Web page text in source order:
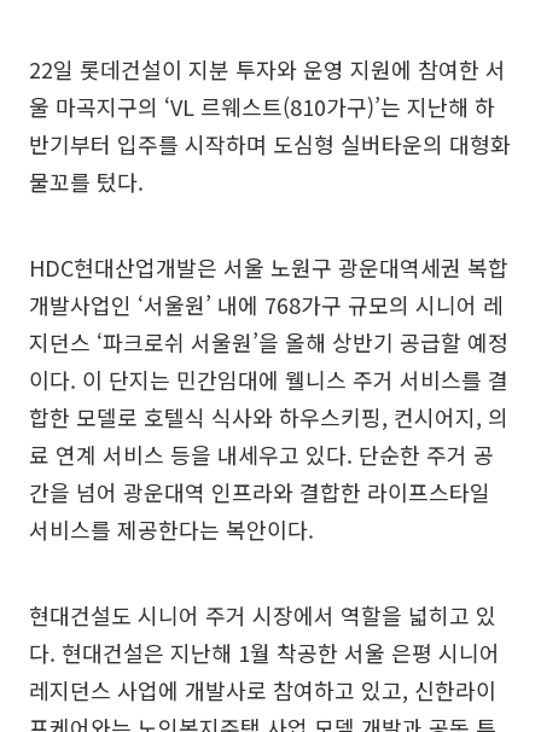
22일 롯데건설이 지분 투자와 운영 지원에 참여한 서
울 마곡지구의 ‘VL 르웨스트(810가구)’는 지난해 하
반기부터 입주를 시작하며 도심형 실버타운의 대형화
물꼬를 텄다.
HDC현대산업개발은 서울 노원구 광운대역세권 복합
개발사업인 ‘서울원’ 내에 768가구 규모의 시니어 레
지던스 ‘파크로쉬 서울원’을 올해 상반기 공급할 예정
이다. 이 단지는 민간임대에 웰니스 주거 서비스를 결
합한 모델로 호텔식 식사와 하우스키핑, 컨시어지, 의
료 연계 서비스 등을 내세우고 있다. 단순한 주거 공
간을 넘어 광운대역 인프라와 결합한 라이프스타일
서비스를 제공한다는 복안이다.
현대건설도 시니어 주거 시장에서 역할을 넓히고 있
다. 현대건설은 지난해 1월 착공한 서울 은평 시니어
레지던스 사업에 개발사로 참여하고 있고, 신한라이